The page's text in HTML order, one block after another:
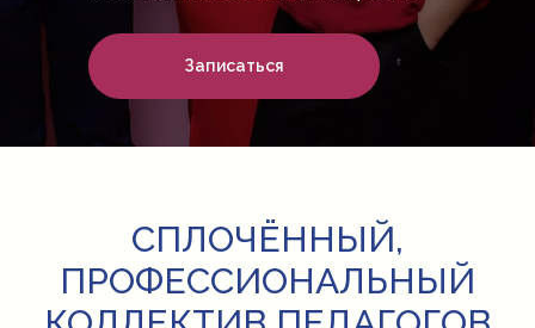
Записаться
СПЛОЧЁННЫЙ,
ПРОФЕССИОНАЛЬНЫЙ